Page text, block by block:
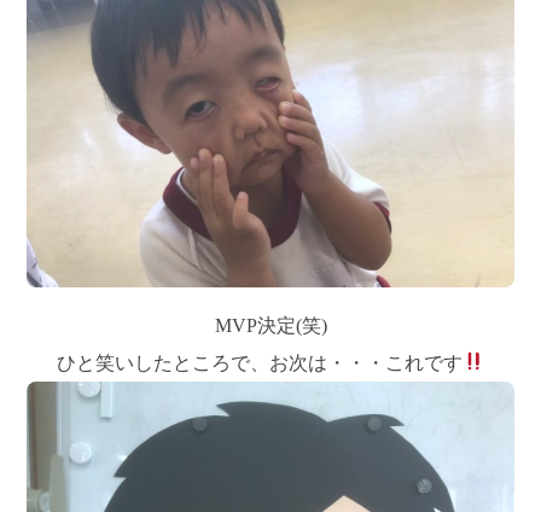
MVP決定(笑)
ひと笑いしたところで、お次は・・・これです